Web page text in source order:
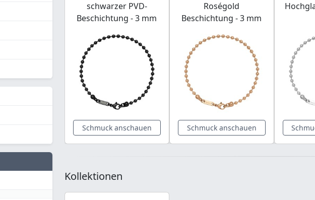
schwarzer PVD-
Beschichtung - 3 mm
Schmuck anschauen
Roségold
Beschichtung - 3 mm
Schmuck anschauen
Kollektionen